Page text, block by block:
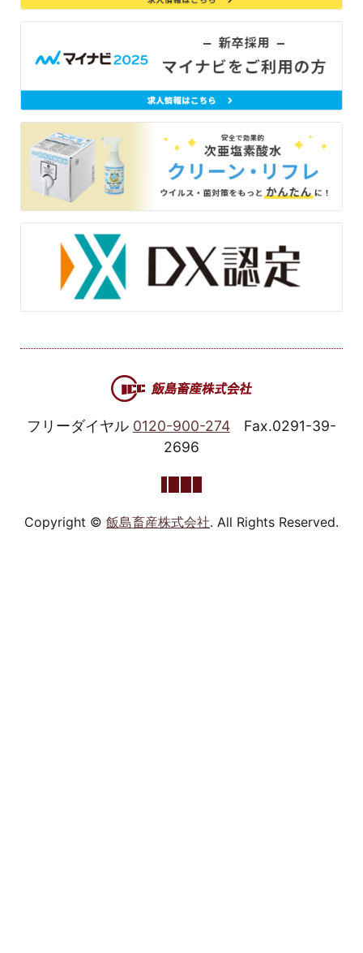
フリーダイヤル 0120-900-274
Fax.0291-39-
2696
Copyright © 飯島畜産株式会社. All Rights Reserved.